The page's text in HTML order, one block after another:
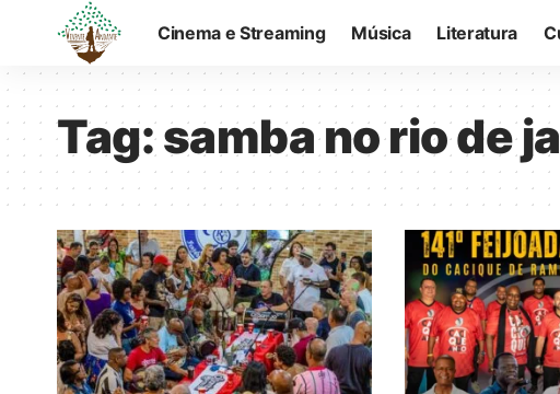
Cinema e Streaming Música Literatura
Tag:samba no rio de